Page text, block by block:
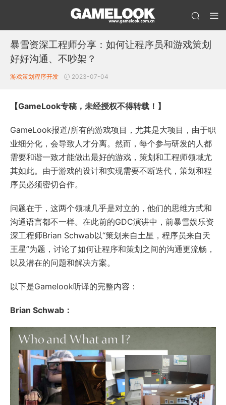
暴雪资深工程师分享：如何让程序员和游戏策划
好好沟通、不吵架？
游戏策划程序开发 2023-07-04
【GameLook专稿，未经授权不得转载！】
GameLook报道/所有的游戏项目，尤其是大项目，由于职
业细分化，会导致人才分离。然而，每个参与研发的人都
需要和谐一致才能做出最好的游戏，策划和工程师领域尤
其如此。由于游戏的设计和实现需要不断迭代，策划和程
序员必须密切合作。
问题在于，这两个领域几乎是对立的，他们的思维方式和
沟通语言都不一样。在此前的GDC演讲中，前暴雪娱乐资
深工程师Brian Schwab以“策划来自土星，程序员来自天
王星”为题，讨论了如何让程序和策划之间的沟通更流畅，
以及潜在的问题和解决方案。
以下是Gamelook听译的完整内容：
Brian Schwab：